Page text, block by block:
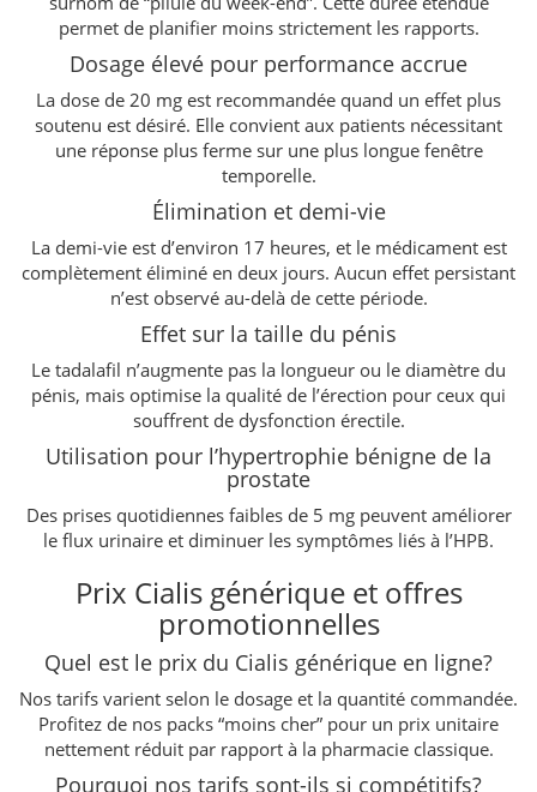
permet de planifier moins strictement les rapports.
Dosage élevé pour performance accrue
La dose de 20 mg est recommandée quand un effet plus
soutenu est désiré. Elle convient aux patients nécessitant
une réponse plus ferme sur une plus longue fenêtre
temporelle.
Élimination et demi-vie
La demi-vie est d’environ 17 heures, et le médicament est
complètement éliminé en deux jours. Aucun effet persistant
n’est observé au-delà de cette période.
Effet sur la taille du pénis
Le tadalafil n’augmente pas la longueur ou le diamètre du
pénis, mais optimise la qualité de l’érection pour ceux qui
souffrent de dysfonction érectile.
Utilisation pour l’hypertrophie bénigne de la
prostate
Des prises quotidiennes faibles de 5 mg peuvent améliorer
le flux urinaire et diminuer les symptômes liés à l’HPB.
Prix Cialis générique et offres
promotionnelles
Quel est le prix du Cialis générique en ligne?
Nos tarifs varient selon le dosage et la quantité commandée.
Profitez de nos packs “moins cher” pour un prix unitaire
nettement réduit par rapport à la pharmacie classique.
Pourquoi nos tarifs sont-ils si compétitifs?